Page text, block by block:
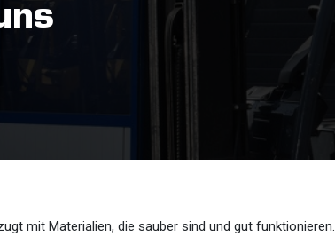
mit Materialien, die sauber sind und gut funktionieren.